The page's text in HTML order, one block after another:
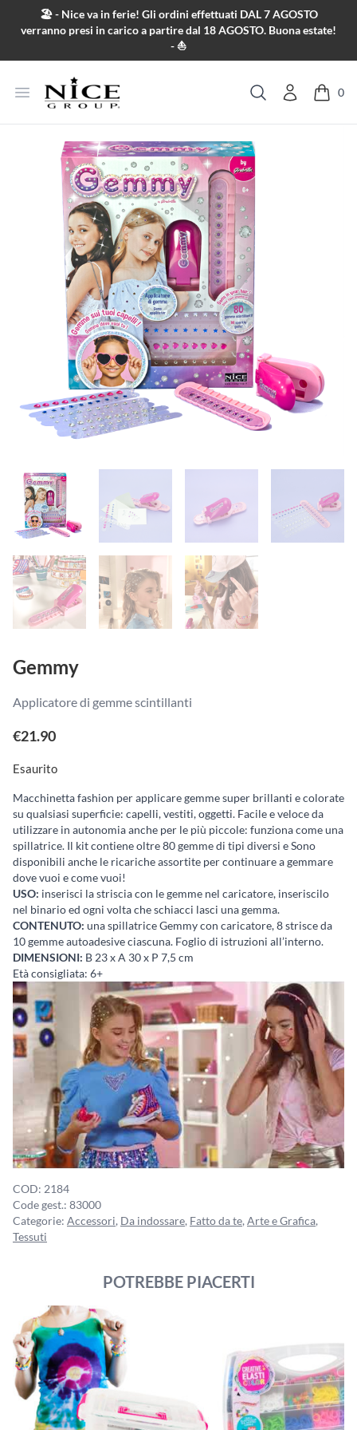
Salta al contenuto
🏖️ - Nice va in ferie! Gli ordini effettuati DAL 7 AGOSTO
verranno presi in carico a partire dal 18 AGOSTO. Buona estate!
- ⛵
Apri menu
Cerca
0
Gemmy
Applicatore di gemme scintillanti
€21.90
Esaurito
Macchinetta fashion per applicare gemme super brillanti e colorate
su qualsiasi superficie: capelli, vestiti, oggetti. Facile e veloce da
utilizzare in autonomia anche per le più piccole: funziona come una
spillatrice. Il kit contiene oltre 80 gemme di tipi diversi e Sono
disponibili anche le ricariche assortite per continuare a gemmare
dove vuoi e come vuoi!
USO: inserisci la striscia con le gemme nel caricatore, inseriscilo
nel binario ed ogni volta che schiacci lasci una gemma.
CONTENUTO: una spillatrice Gemmy con caricatore, 8 strisce da
10 gemme autoadesive ciascuna. Foglio di istruzioni all’interno.
DIMENSIONI: B 23 x A 30 x P 7,5 cm
Età consigliata: 6+
COD: 2184
Code gest.: 83000
Categorie: Accessori, Da indossare, Fatto da te, Arte e Grafica,
Tessuti
POTREBBE PIACERTI